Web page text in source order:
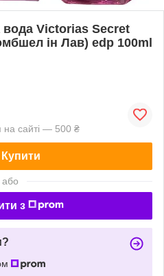
Victorias Secret
ін Лав) edp 100ml
на сайті — 500 ₴
Купити
або
з